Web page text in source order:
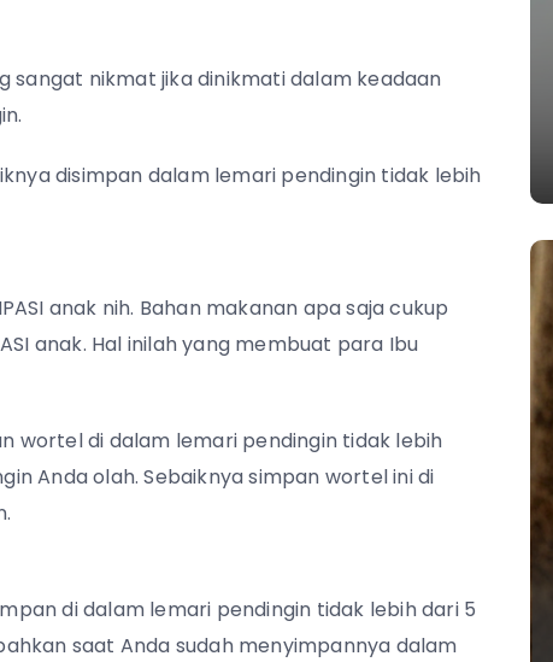
nikmat jika dinikmati dalam keadaan
disimpan dalam lemari pendingin tidak lebih
anak nih. Bahan makanan apa saja cukup
anak. Hal inilah yang membuat para Ibu
wortel di dalam lemari pendingin tidak lebih
Anda olah. Sebaiknya simpan wortel ini di
di dalam lemari pendingin tidak lebih dari 5
saat Anda sudah menyimpannya dalam